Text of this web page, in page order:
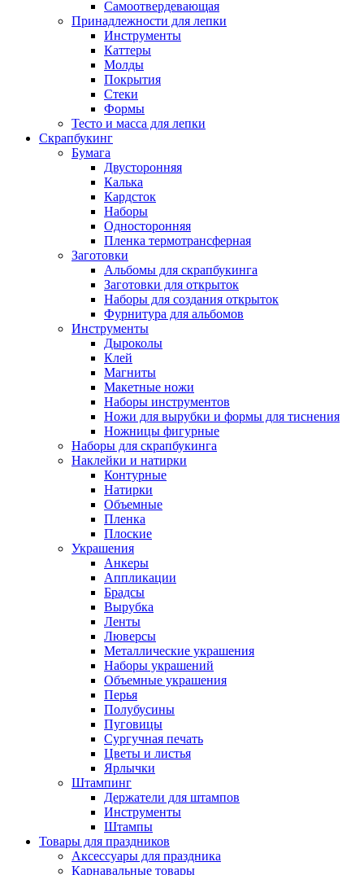
Самоотвердевающая
Принадлежности для лепки
Инструменты
Каттеры
Молды
Покрытия
Стеки
Формы
Тесто и масса для лепки
Скрапбукинг
Бумага
Двусторонняя
Калька
Кардсток
Наборы
Односторонняя
Пленка термотрансферная
Заготовки
Альбомы для скрапбукинга
Заготовки для открыток
Наборы для создания открыток
Фурнитура для альбомов
Инструменты
Дыроколы
Клей
Магниты
Макетные ножи
Наборы инструментов
Ножи для вырубки и формы для тиснения
Ножницы фигурные
Наборы для скрапбукинга
Наклейки и натирки
Контурные
Натирки
Объемные
Пленка
Плоские
Украшения
Анкеры
Аппликации
Брадсы
Вырубка
Ленты
Люверсы
Металлические украшения
Наборы украшений
Объемные украшения
Перья
Полубусины
Пуговицы
Сургучная печать
Цветы и листья
Ярлычки
Штампинг
Держатели для штампов
Инструменты
Штампы
Товары для праздников
Аксессуары для праздника
Карнавальные товары